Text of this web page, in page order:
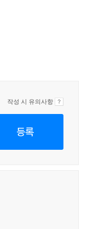
작성 시 유의사항
등록